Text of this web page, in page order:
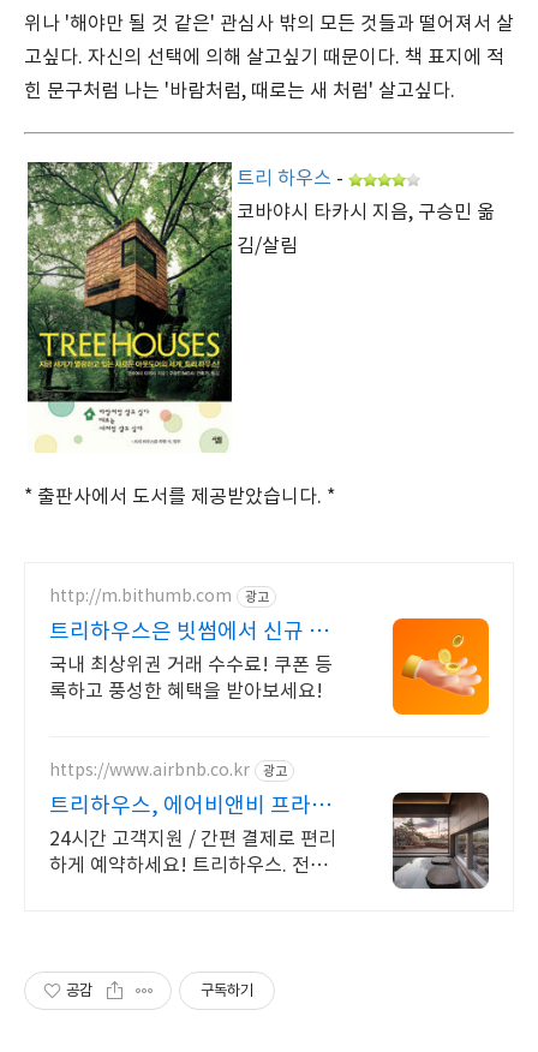
위나 '해야만 될 것 같은' 관심사 밖의 모든 것들과 떨어져서 살
고싶다. 자신의 선택에 의해 살고싶기 때문이다. 책 표지에 적
힌 문구처럼 나는 '바람처럼, 때로는 새 처럼' 살고싶다.
트리 하우스 -
코바야시 타카시 지음, 구승민 옮
김/살림
* 출판사에서 도서를 제공받았습니다. *
http://m.bithumb.com 광고
트리하우스은 빗썸에서 신규 가
입 시 5만원 혜택
국내 최상위권 거래 수수료! 쿠폰 등
록하고 풍성한 혜택을 받아보세요!
https://www.airbnb.co.kr 광고
트리하우스, 에어비앤비 프라이
빗한 감성 숙소
24시간 고객지원 / 간편 결제로 편리
하게 예약하세요! 트리하우스. 전용
공감 구독하기